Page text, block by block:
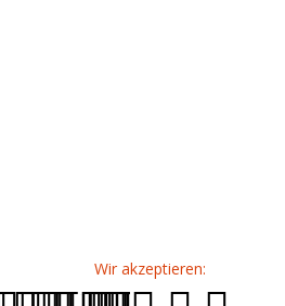
Wir akzeptieren: